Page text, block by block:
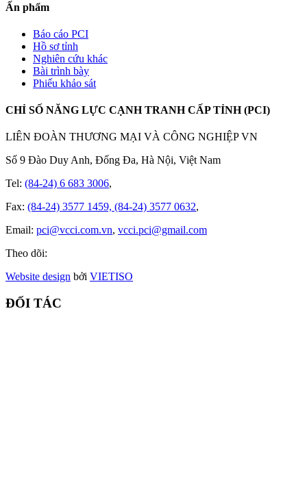
Ấn phẩm
Báo cáo PCI
Hồ sơ tỉnh
Nghiên cứu khác
Bài trình bày
Phiếu khảo sát
CHỈ SỐ NĂNG LỰC CẠNH TRANH CẤP TỈNH (PCI)
LIÊN ĐOÀN THƯƠNG MẠI VÀ CÔNG NGHIỆP VN
Số 9 Đào Duy Anh, Đống Đa, Hà Nội, Việt Nam
Tel: (84-24) 6 683 3006,
Fax: (84-24) 3577 1459, (84-24) 3577 0632,
Email: pci@vcci.com.vn, vcci.pci@gmail.com
Theo dõi:
Website design bởi VIETISO
ĐỐI TÁC